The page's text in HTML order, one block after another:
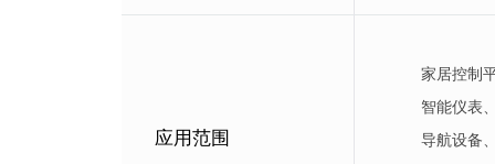
应用范围
家居控制
智能仪表
导航设备